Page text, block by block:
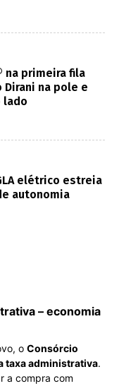
na primeira fila
Dirani na pole e
lado
elétrico estreia
autonomia
– economia
o Consórcio
taxa administrativa.
a compra com